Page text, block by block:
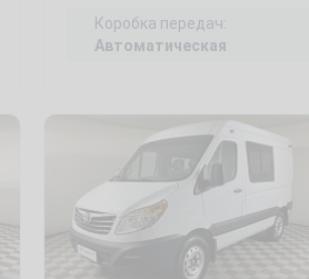
Коробка передач:
Автоматическая